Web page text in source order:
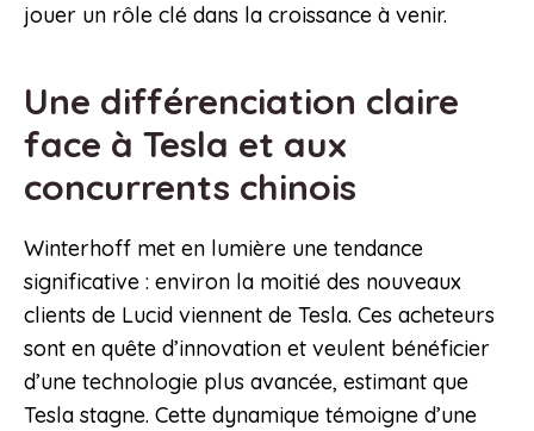
jouer un rôle clé dans la croissance à venir.
Une différenciation claire
face à Tesla et aux
concurrents chinois
Winterhoff met en lumière une tendance
significative : environ la moitié des nouveaux
clients de Lucid viennent de Tesla. Ces acheteurs
sont en quête d’innovation et veulent bénéficier
d’une technologie plus avancée, estimant que
Tesla stagne. Cette dynamique témoigne d’une